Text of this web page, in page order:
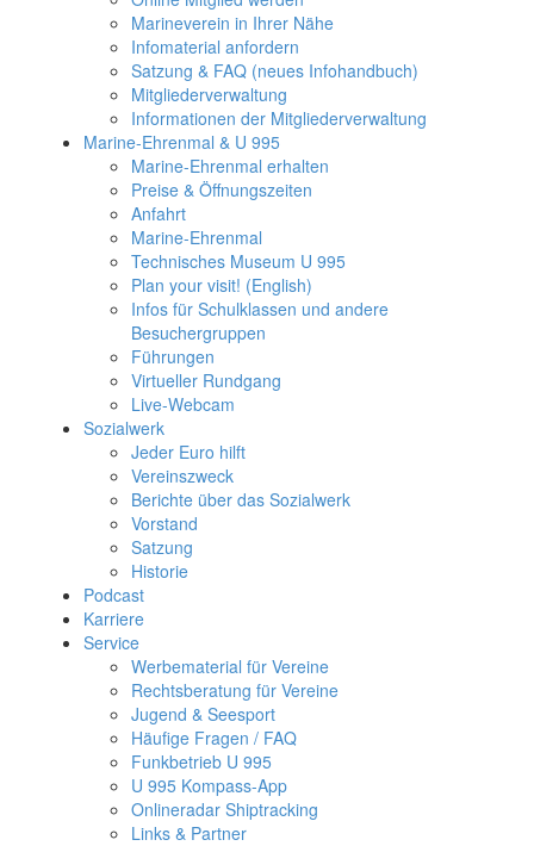
Marineverein in Ihrer Nähe
Infomaterial anfordern
Satzung & FAQ (neues Infohandbuch)
Mitgliederverwaltung
Informationen der Mitgliederverwaltung
Marine-Ehrenmal & U 995
Marine-Ehrenmal erhalten
Preise & Öffnungszeiten
Anfahrt
Marine-Ehrenmal
Technisches Museum U 995
Plan your visit! (English)
Infos für Schulklassen und andere
Besuchergruppen
Führungen
Virtueller Rundgang
Live-Webcam
Sozialwerk
Jeder Euro hilft
Vereinszweck
Berichte über das Sozialwerk
Vorstand
Satzung
Historie
Podcast
Karriere
Service
Werbematerial für Vereine
Rechtsberatung für Vereine
Jugend & Seesport
Häufige Fragen / FAQ
Funkbetrieb U 995
U 995 Kompass-App
Onlineradar Shiptracking
Links & Partner